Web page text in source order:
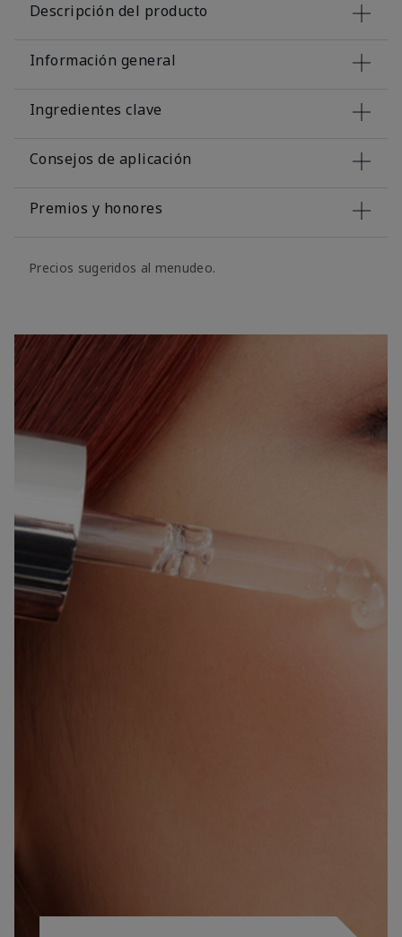
Descripción del producto
Información general
Ingredientes clave
Consejos de aplicación
Premios y honores
Precios sugeridos al menudeo.